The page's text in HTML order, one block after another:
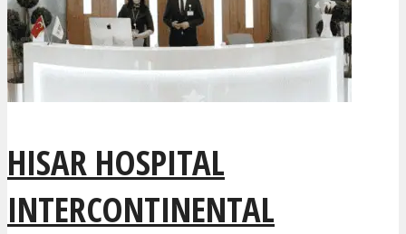
HISAR HOSPITAL
INTERCONTINENTAL